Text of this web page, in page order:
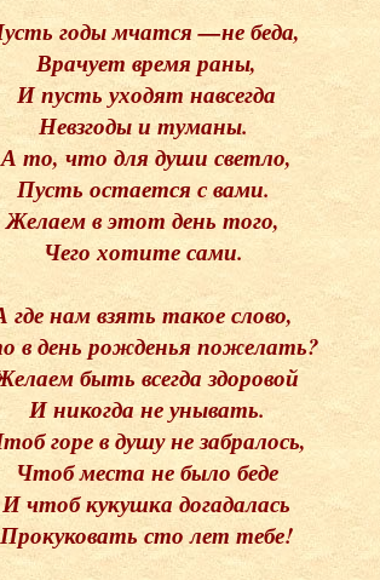
годы мчатся —не беда,
Врачует время раны,
И пусть уходят навсегда
Невзгоды и туманы.
А то, что для души светло,
Пусть остается с вами.
Желаем в этот день того,
Чего хотите сами.
где нам взять такое слово,
в день рожденья пожелать?
быть всегда здоровой
И никогда не унывать.
горе в душу не забралось,
Чтоб места не было беде
чтоб кукушка догадалась
Прокуковать сто лет тебе!